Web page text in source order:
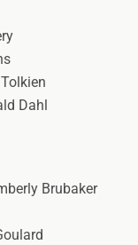
Dahl
Brubaker